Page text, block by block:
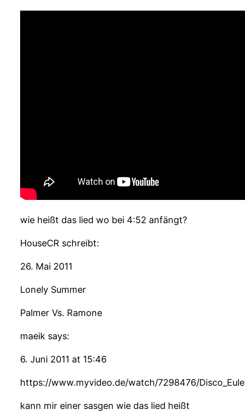
wie heißt das lied wo bei 4:52 anfängt?
HouseCR schreibt:
26. Mai 2011
Lonely Summer
Palmer Vs. Ramone
maeik says:
6. Juni 2011 at 15:46
https://www.myvideo.de/watch/7298476/Disco_Eule
kann mir einer sasgen wie das lied heißt